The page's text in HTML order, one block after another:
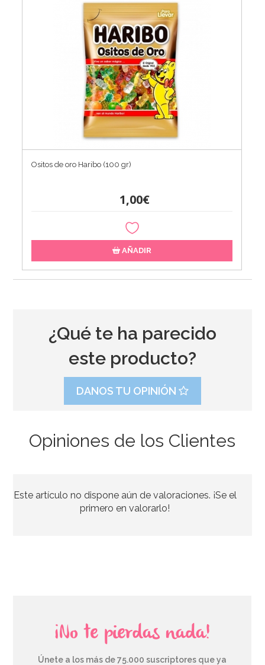
Ositos de oro Haribo (100 gr)
1,00€
AÑADIR
¿Qué te ha parecido
este producto?
DANOS TU OPINIÓN
Opiniones de los Clientes
Este artículo no dispone aún de valoraciones. ¡Se el
primero en valorarlo!
¡No te pierdas nada!
Únete a los más de 75.000 suscriptores que ya